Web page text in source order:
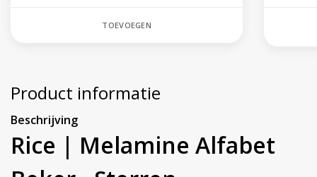
TOEVOEGEN
Product informatie
Beschrijving
Rice | Melamine Alfabet